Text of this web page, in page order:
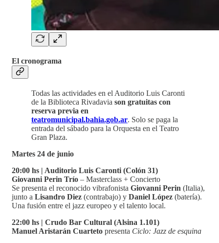
El cronograma
Todas las actividades en el Auditorio Luis Caronti
de la Biblioteca Rivadavia son gratuitas con
reserva previa en
teatromunicipal.bahia.gob.ar. Solo se paga la
entrada del sábado para la Orquesta en el Teatro
Gran Plaza.
Martes 24 de junio
20:00 hs | Auditorio Luis Caronti (Colón 31)
Giovanni Perin Trío – Masterclass + Concierto
Se presenta el reconocido vibrafonista Giovanni Perin (Italia),
junto a Lisandro Diez (contrabajo) y Daniel López (batería).
Una fusión entre el jazz europeo y el talento local.
22:00 hs | Crudo Bar Cultural (Alsina 1.101)
Manuel Aristarán Cuarteto presenta Ciclo: Jazz de esquina